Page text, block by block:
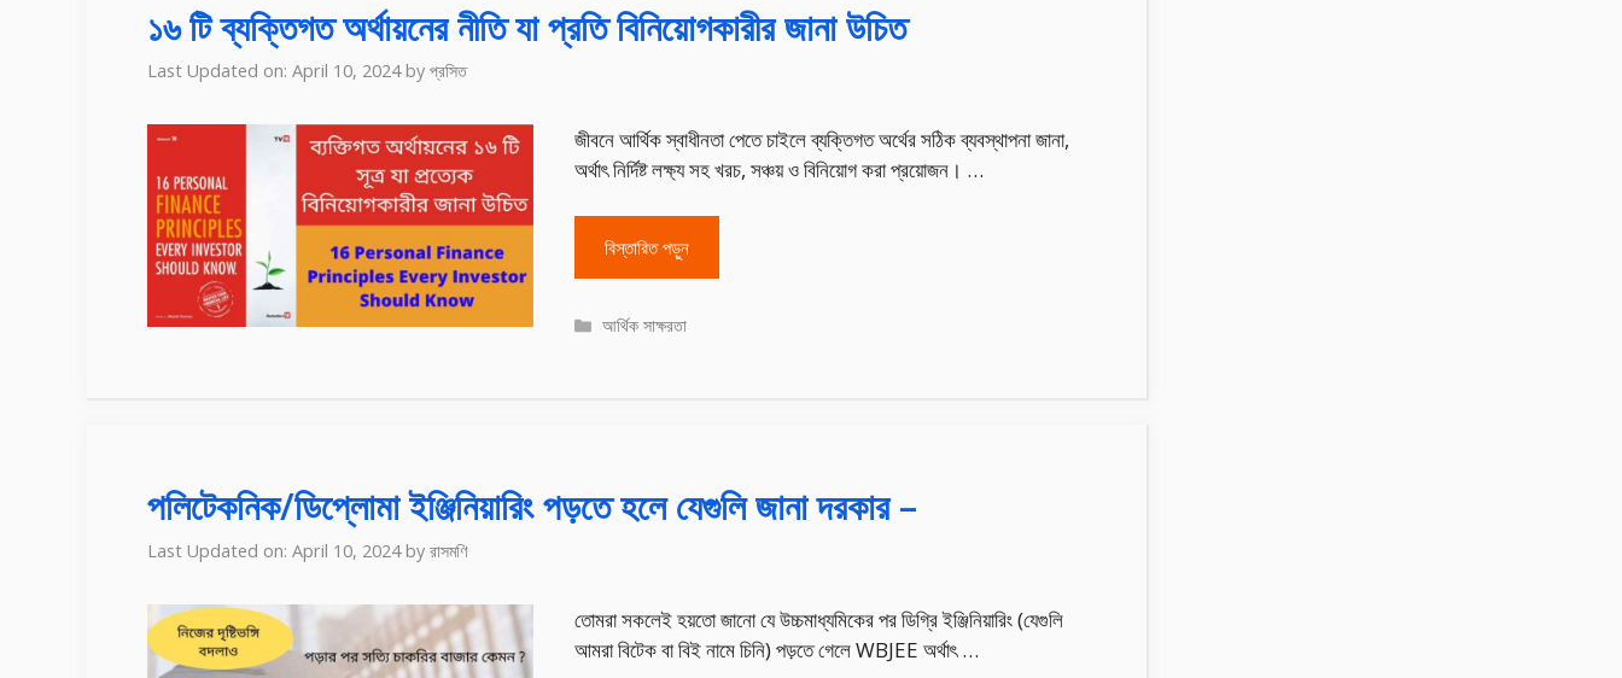
১৬ টি ব্যক্তিগত অর্থায়নের নীতি যা প্রতি বিনিয়োগকারীর জানা উচিত
Last Updated on: April 10, 2024 by প্রসিত
জীবনে আর্থিক স্বাধীনতা পেতে চাইলে ব্যক্তিগত অর্থের সঠিক ব্যবস্থাপনা জানা,
অর্থাৎ নির্দিষ্ট লক্ষ্য সহ খরচ, সঞ্চয় ও বিনিয়োগ করা প্রয়োজন। …
বিস্তারিত পড়ুন
Categories
আর্থিক সাক্ষরতা
পলিটেকনিক/ডিপ্লোমা ইঞ্জিনিয়ারিং পড়তে হলে যেগুলি জানা দরকার –
Last Updated on: April 10, 2024 by রাসমণি
তোমরা সকলেই হয়তো জানো যে উচ্চমাধ্যমিকের পর ডিগ্রি ইঞ্জিনিয়ারিং (যেগুলি
আমরা বিটেক বা বিই নামে চিনি) পড়তে গেলে WBJEE অর্থাৎ …